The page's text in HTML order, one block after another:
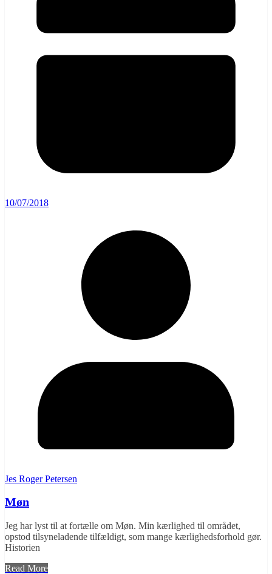
10/07/2018
Jes Roger Petersen
Møn
Jeg har lyst til at fortælle om Møn. Min kærlighed til området,
opstod tilsyneladende tilfældigt, som mange kærlighedsforhold gør.
Historien
Read More